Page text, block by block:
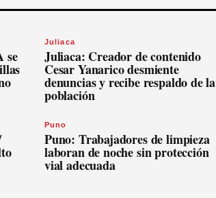
se
Juliaca
Juliaca: Creador de contenido
Cesar Yanarico desmiente
denuncias y recibe respaldo de la
población
Puno
Puno: Trabajadores de limpieza
laboran de noche sin protección
vial adecuada